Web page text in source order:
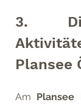
3.
Plansee
Am Plansee